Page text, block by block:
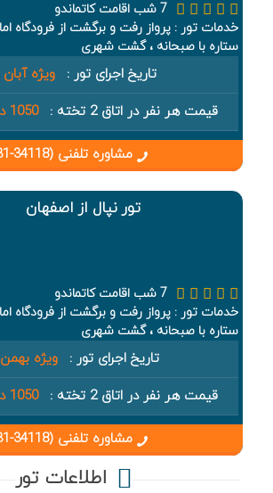
7 شب اقامت کاتماندو
ستاره با صبحانه ، گشت شهری
تاریخ اجرای تور :
ویژه
قیمت هر نفر در اتاق 2 تخته :
1050 دلار + نرخ پرواز
مشاوره تلفنی (34118-031)
تور نپال از اصفهان
7 شب اقامت کاتماندو
ستاره با صبحانه ، گشت شهری
تاریخ اجرای تور :
ویژه
قیمت هر نفر در اتاق 2 تخته :
1050 دلار + نرخ پرواز
مشاوره تلفنی (34118-031)
اطلاعات تور